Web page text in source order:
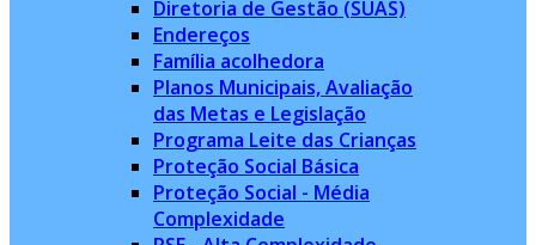
Diretoria de Gestão (SUAS)
Endereços
Família acolhedora
Planos Municipais, Avaliação
das Metas e Legislação
Programa Leite das Crianças
Proteção Social Básica
Proteção Social - Média
Complexidade